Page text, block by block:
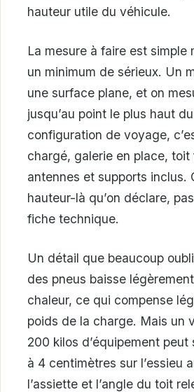
hauteur utile du véhicule.
La mesure à faire est simple
un minimum de sérieux. Un
une surface plane, et on
jusqu’au point le plus haut
configuration de voyage,
chargé, galerie en place, toit
antennes et supports inclus.
hauteur-là qu’on déclare,
fiche technique.
Un détail que beaucoup
des pneus baisse
chaleur, ce qui compense
poids de la charge. Mais un
200 kilos d’équipement peut
à 4 centimètres sur l’essieu
l’assiette et l’angle du toit